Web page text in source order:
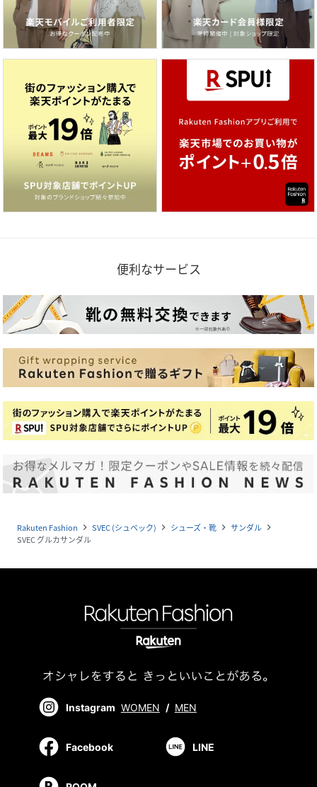
便利なサービス
Rakuten Fashion navigate_next SVEC (シュベック) navigate_next シューズ・靴 navigate_next サンダル navigate_next
SVEC グルカサンダル
Instagram WOMEN / MEN
Facebook LINE